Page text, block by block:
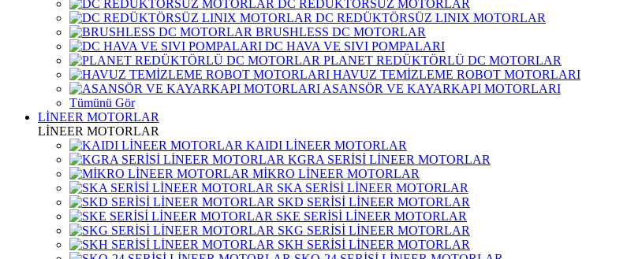
DC REDÜKTÖRSÜZ MOTORLAR
DC REDÜKTÖRSÜZ LINIX MOTORLAR
BRUSHLESS DC MOTORLAR
DC HAVA VE SIVI POMPALARI
PLANET REDÜKTÖRLÜ DC MOTORLAR
HAVUZ TEMİZLEME ROBOT MOTORLARI
ASANSÖR VE KAYARKAPI MOTORLARI
Tümünü Gör
LİNEER MOTORLAR
LİNEER MOTORLAR
KAIDI LİNEER MOTORLAR
KGRA SERİSİ LİNEER MOTORLAR
MİKRO LİNEER MOTORLAR
SKA SERİSİ LİNEER MOTORLAR
SKD SERİSİ LİNEER MOTORLAR
SKE SERİSİ LİNEER MOTORLAR
SKG SERİSİ LİNEER MOTORLAR
SKH SERİSİ LİNEER MOTORLAR